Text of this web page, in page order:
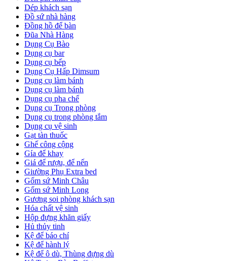
Dép khách sạn
Đồ sứ nhà hàng
Đồng hồ để bàn
Đũa Nhà Hàng
Dụng Cụ Bào
Dụng cụ bar
Dụng cụ bếp
Dụng Cụ Hấp Dimsum
Dụng cụ làm bánh
Dụng cụ làm bánh
Dụng cụ pha chế
Dụng cụ Trong phòng
Dụng cụ trong phòng tắm
Dụng cụ vệ sinh
Gạt tàn thuốc
Ghế công cộng
Gía để khay
Giá để rượu, để nến
Giường Phụ Extra bed
Gốm sứ Minh Châu
Gốm sứ Minh Long
Gương soi phòng khách sạn
Hóa chất vệ sinh
Hộp đựng khăn giấy
Hủ thủy tinh
Kệ để báo chí
Kệ để hành lý
Kệ để ô dù, Thùng đựng dù